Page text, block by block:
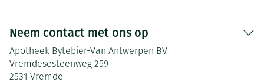
Neem contact met ons op
Apotheek Bytebier-Van Antwerpen BV
Vremdesesteenweg 259
2531 Vremde